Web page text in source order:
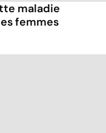
maladie
femmes